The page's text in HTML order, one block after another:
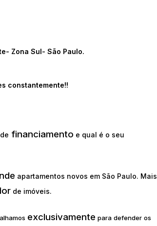
Zona Sul- São Paulo.
constantemente!!
financiamento e qual é o seu
apartamentos novos em São Paulo. Mais
de imóveis.
exclusivamente para defender os